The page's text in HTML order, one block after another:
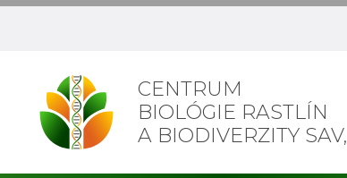
CENTRUM
BIOLÓGIE RASTLÍN
A BIODIVERZITY SAV,